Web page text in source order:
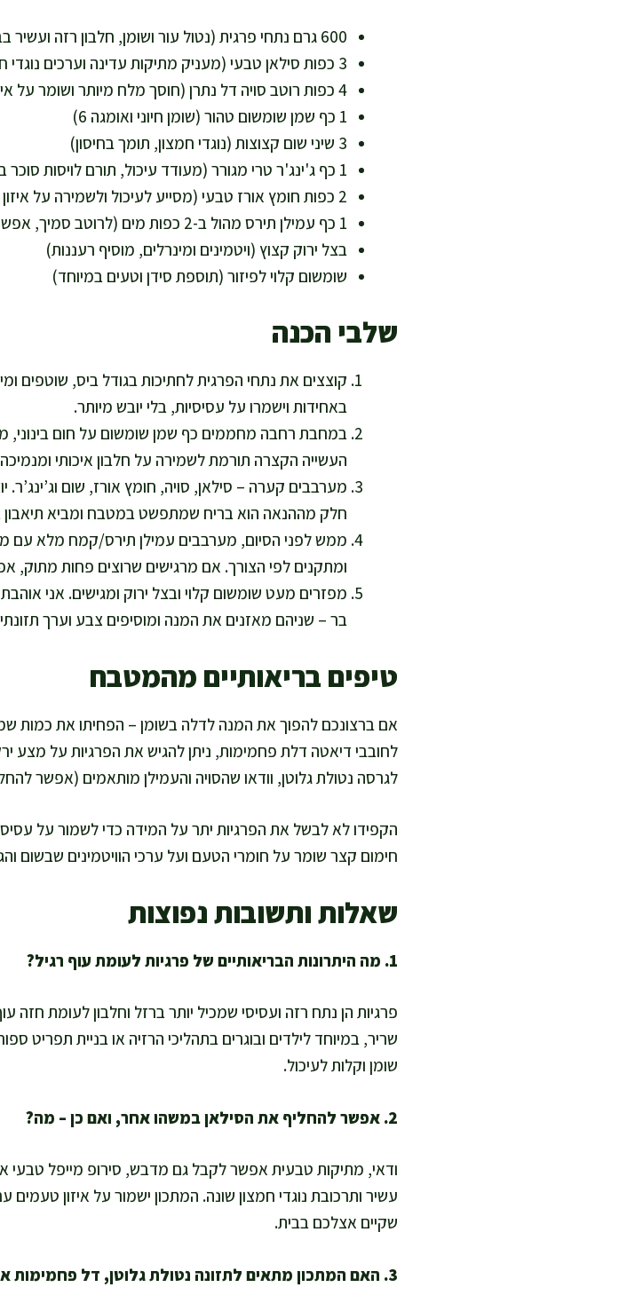
600 גרם נתחי פרגית (נטול עור ושומן, חלבון רזה ועשיר בברזל)
3 כפות סילאן טבעי (מעניק מתיקות עדינה וערכים נוגדי חמצון)
4 כפות רוטב סויה דל נתרן (חוסך מלח מיותר ושומר על איזון לחץ דם)
1 כף שמן שומשום טהור (שומן חיוני ואומגה 6)
3 שיני שום קצוצות (נוגדי חמצון, תומך בחיסון)
1 כף ג'ינג'ר טרי מגורר (מעודד עיכול, תורם לויסות סוכר בדם)
2 כפות חומץ אורז טבעי (מסייע לעיכול ולשמירה על איזון חומציות)
1 כף עמילן תירס מהול ב-2 כפות מים (לרוטב סמיך, אפשר גם קמח מלא למי שמעדיפים סיבים נוספים)
בצל ירוק קצוץ (ויטמינים ומינרלים, מוסיף רעננות)
שומשום קלוי לפיזור (תוספת סידן וטעים במיוחד)
שלבי הכנה
קוצצים את נתחי הפרגית לחתיכות בגודל ביס, שוטפים
באחידות וישמרו על עסיסיות, בלי יובש מיותר.
העשייה הקצרה תורמת לשמירה על חלבון איכותי ומנמיכה
מערבבים קערה – סילאן, סויה, חומץ אורז, שום
חלק מההנאה הוא בריח שמתפשט במטבח ומביא
ממש לפני הסיום, מערבבים עמילן תירס/קמח מלא עם
ומתקנים לפי הצורך. אם מרגישים שרוצים פחות מתוק,
מפזרים מעט שומשום קלוי ובצל ירוק ומגישים. אני
בר – שניהם מאזנים את המנה ומוסיפים צבע וערך
טיפים בריאותיים מהמטבח
אם ברצונכם להפוך את המנה לדלה בשומן – הפחיתו את כמות שמן
לחובבי דיאטה דלת פחמימות, ניתן להגיש את הפרגיות על מצע
לגרסה נטולת גלוטן, וודאו שהסויה והעמילן מותאמים (אפשר
הקפידו לא לבשל את הפרגיות יתר על המידה כדי לשמור על
חימום קצר שומר על חומרי הטעם ועל ערכי הוויטמינים שבשום
שאלות ותשובות נפוצות
1. מה היתרונות הבריאותיים של פרגיות לעומת עוף רגיל?
פרגיות הן נתח רזה ועסיסי שמכיל יותר ברזל וחלבון לעומת
שריר, במיוחד לילדים ובוגרים בתהליכי הרזיה או בניית תפריט
שומן וקלות לעיכול.
2. אפשר להחליף את הסילאן במשהו אחר, ואם כן – מה?
ודאי, מתיקות טבעית אפשר לקבל גם מדבש, סירופ מייפל
עשיר ותרכובת נוגדי חמצון שונה. המתכון ישמור על איזון
שקיים אצלכם בבית.
3. האם המתכון מתאים לתזונה נטולת גלוטן, דל פחמימות או טבעונית?